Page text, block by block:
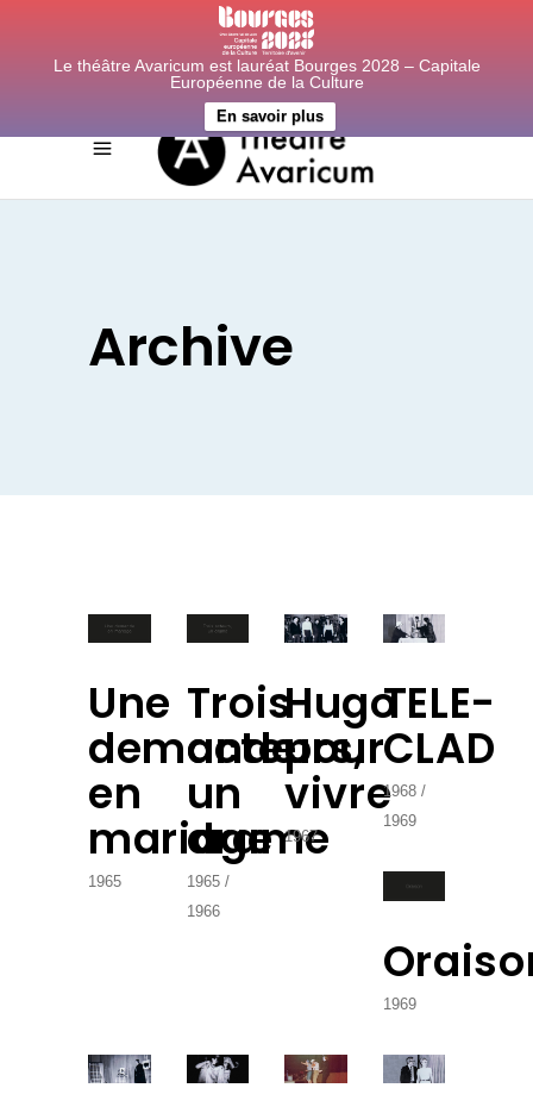
Le théâtre Avaricum est lauréat Bourges 2028 – Capitale
Européenne de la Culture
En savoir plus
Archive
Une
demande
en
mariage
1965
Trois
acteurs,
un
drame
1965
1966
Hugo
pour
vivre
1967
TELE-
CLAD
1968
1969
1969